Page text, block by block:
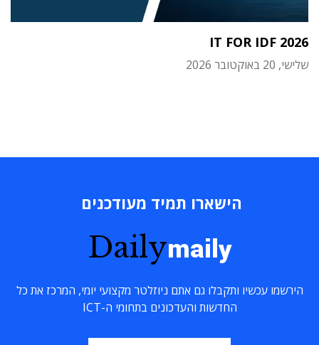
IT FOR IDF 2026
שלישי, 20 באוקטובר 2026
הישארו תמיד מעודכנים
Dailymaily
הירשמו עכשיו ותקבלו גם אתם ניוזלטר מקצועי יומי, המרכז את כל
החדשות והעדכונים בתחומי ה-ICT